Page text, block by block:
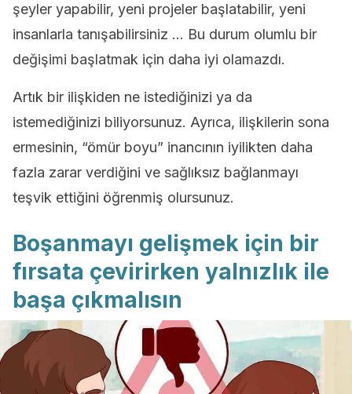
şeyler yapabilir, yeni projeler başlatabilir, yeni
insanlarla tanışabilirsiniz … Bu durum olumlu bir
değişimi başlatmak için daha iyi olamazdı.
Artık bir ilişkiden ne istediğinizi ya da
istemediğinizi biliyorsunuz. Ayrıca, ilişkilerin sona
ermesinin, “ömür boyu” inancının iyilikten daha
fazla zarar verdiğini ve sağlıksız bağlanmayı
teşvik ettiğini öğrenmiş olursunuz.
Boşanmayı gelişmek için bir
fırsata çevirirken yalnızlık ile
başa çıkmalısın